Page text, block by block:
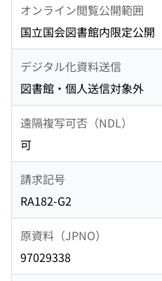
オンライン閲覧公開範囲
国立国会図書館内限定公開
デジタル化資料送信
図書館・個人送信対象外
遠隔複写可否（NDL）
可
請求記号
RA182-G2
原資料（JPNO）
97029338